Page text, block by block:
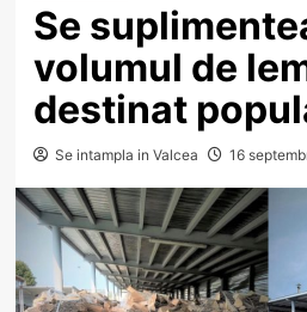
Se
volumul de
destinat
Se intampla in Valcea 16